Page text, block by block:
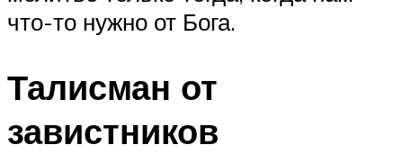
что-то нужно от Бога.
Талисман от
завистников